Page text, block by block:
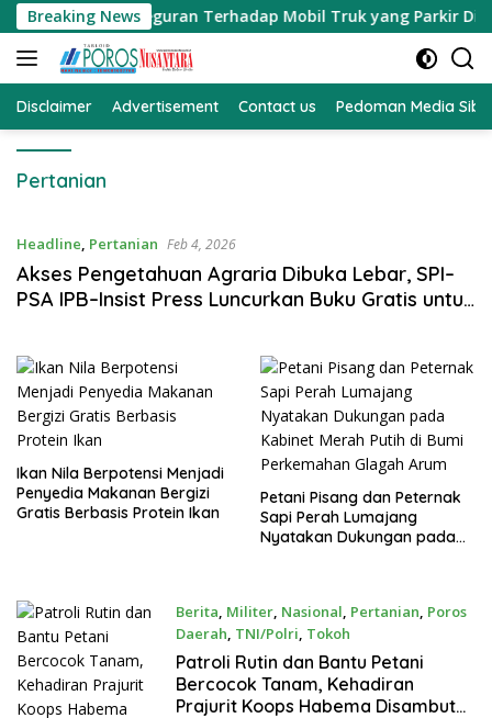
Langsung
ke
konten
Breaking NewsTeguran Terhadap Mobil Truk yang Parkir
Disclaimer Advertisement Contact us Pedoman Media
Pertanian
Headline, Pertanian Feb 4, 2026
Akses Pengetahuan Agraria Dibuka Lebar, SPI–
PSA IPB–Insist Press Luncurkan Buku Gratis untuk
Ikan Nila Berpotensi Menjadi
Penyedia Makanan Bergizi
Gratis Berbasis Protein Ikan
Petani Pisang dan Peternak
Sapi Perah Lumajang
Nyatakan Dukungan pada
Berita, Militer, Nasional, Pertanian, Poros
Daerah, TNI/Polri, Tokoh
Jun 23, 2024
Patroli Rutin dan Bantu Petani
Bercocok Tanam, Kehadiran
Prajurit Koops Habema Disambut